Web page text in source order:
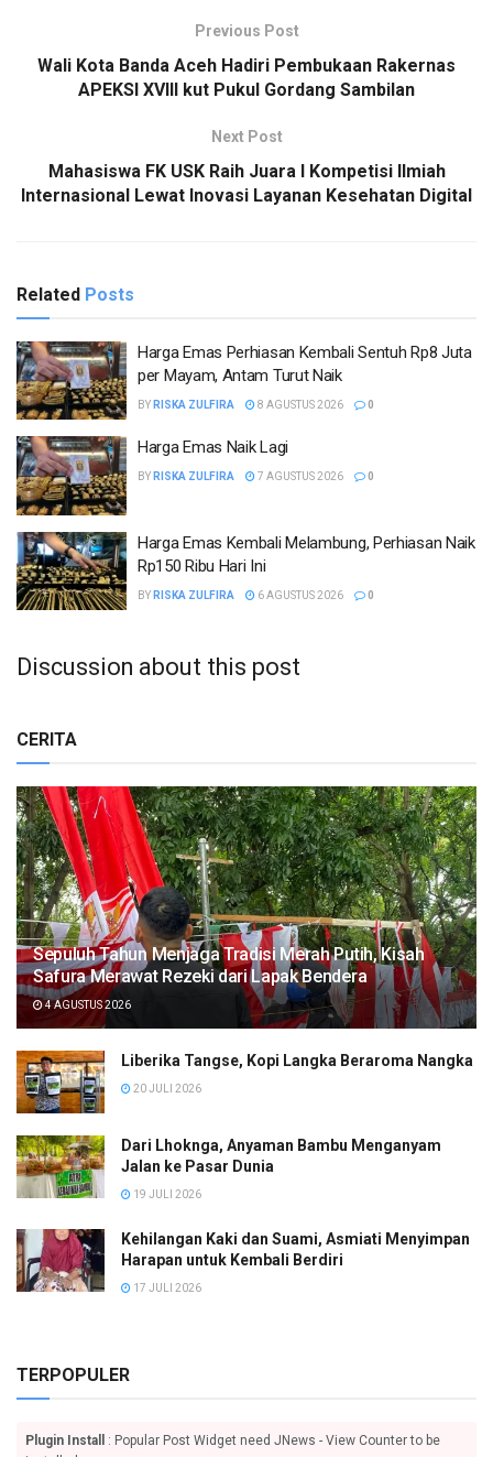
Previous Post
Wali Kota Banda Aceh Hadiri Pembukaan Rakernas
APEKSI XVIII kut Pukul Gordang Sambilan
Next Post
Mahasiswa FK USK Raih Juara I Kompetisi Ilmiah
Internasional Lewat Inovasi Layanan Kesehatan Digital
Related Posts
Harga Emas Perhiasan Kembali Sentuh Rp8 Juta
per Mayam, Antam Turut Naik
BY RISKA ZULFIRA 8 AGUSTUS 2026 0
Harga Emas Naik Lagi
BY RISKA ZULFIRA 7 AGUSTUS 2026 0
Harga Emas Kembali Melambung, Perhiasan Naik
Rp150 Ribu Hari Ini
BY RISKA ZULFIRA 6 AGUSTUS 2026 0
Discussion about this post
CERITA
Sepuluh Tahun Menjaga Tradisi Merah Putih, Kisah
Safura Merawat Rezeki dari Lapak Bendera
4 AGUSTUS 2026
Liberika Tangse, Kopi Langka Beraroma Nangka
20 JULI 2026
Dari Lhoknga, Anyaman Bambu Menganyam
Jalan ke Pasar Dunia
19 JULI 2026
Kehilangan Kaki dan Suami, Asmiati Menyimpan
Harapan untuk Kembali Berdiri
17 JULI 2026
TERPOPULER
Plugin Install
: Popular Post Widget need JNews - View Counter to be